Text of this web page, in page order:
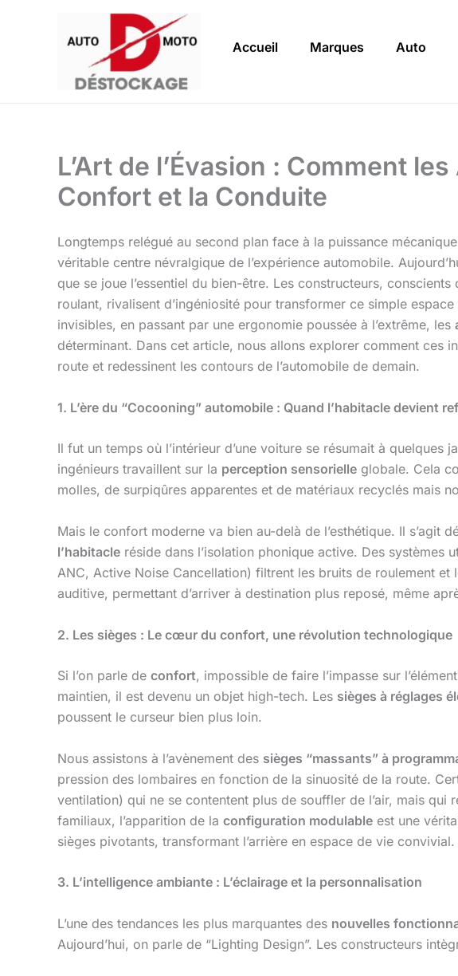
Accueil Marques Auto
L’Art de l’Évasion : Comment
Confort et la Conduite
Longtemps relégué au second plan face à la puissance
véritable centre névralgique de l’expérience automobile.
que se joue l’essentiel du bien-être. Les constructeurs,
roulant, rivalisent d’ingéniosité pour transformer ce simple
invisibles, en passant par une ergonomie poussée à l’extrême, les
déterminant. Dans cet article, nous allons explorer comment ces
route et redessinent les contours de l’automobile de demain.
1. L’ère du “Cocooning” automobile : Quand l’habitacle devient
Il fut un temps où l’intérieur d’une voiture se résumait à quelques
ingénieurs travaillent sur la perception sensorielle globale. Cela
molles, de surpiqûres apparentes et de matériaux recyclés mais
Mais le confort moderne va bien au-delà de l’esthétique. Il s’agit
l’habitacle réside dans l’isolation phonique active. Des
ANC, Active Noise Cancellation) filtrent les bruits de roulement
auditive, permettant d’arriver à destination plus reposé, même
2. Les sièges : Le cœur du confort, une révolution technologique
Si l’on parle de confort, impossible de faire l’impasse sur
maintien, il est devenu un objet high-tech. Les sièges à réglages
poussent le curseur bien plus loin.
Nous assistons à l’avènement des sièges “massants” à
pression des lombaires en fonction de la sinuosité de la route.
ventilation) qui ne se contentent plus de souffler de l’air, mais
familiaux, l’apparition de la configuration modulable est une
sièges pivotants, transformant l’arrière en espace de vie convivial.
3. L’intelligence ambiante : L’éclairage et la personnalisation
L’une des tendances les plus marquantes des nouvelles
Aujourd’hui, on parle de “Lighting Design”. Les constructeurs